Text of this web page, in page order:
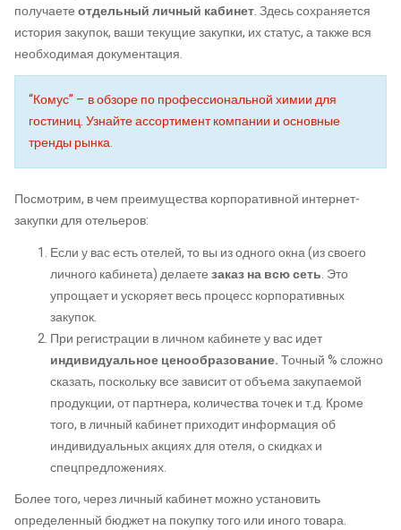
получаетеотдельный личный кабинет. Здесь сохраняется
история закупок, ваши текущие закупки, их статус, а также вся
необходимая документация.
“Комус” – в обзоре по профессиональной химии для
гостиниц. Узнайте ассортимент компании и основные
тренды рынка.
Посмотрим, в чем преимущества корпоративной интернет-
закупки для отельеров:
Если у вас есть отелей, то вы из одного окна (из своего
личного кабинета) делаетезаказ на всю сеть. Это
упрощает и ускоряет весь процесс корпоративных
закупок.
При регистрации в личном кабинете у вас идет
индивидуальное ценообразование.Точный % сложно
сказать, поскольку все зависит от объема закупаемой
продукции, от партнера, количества точек и т.д. Кроме
того, в личный кабинет приходит информация об
индивидуальных акциях для отеля, о скидках и
спецпредложениях.
Более того, через личный кабинет можно установить
определенный бюджет на покупку того или иного товара.